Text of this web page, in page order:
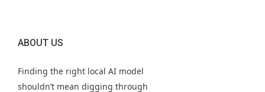
ABOUT US
Finding the right local AI model
shouldn’t mean digging through